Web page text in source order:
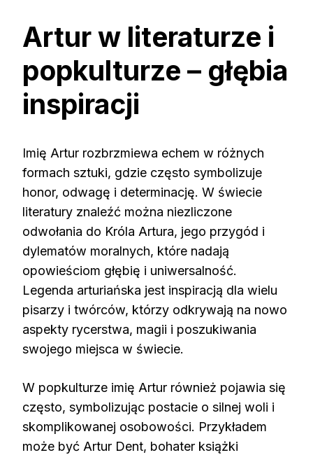
Artur w literaturze i
popkulturze – głębia
inspiracji
Imię Artur rozbrzmiewa echem w różnych
formach sztuki, gdzie często symbolizuje
honor, odwagę i determinację. W świecie
literatury znaleźć można niezliczone
odwołania do Króla Artura, jego przygód i
dylematów moralnych, które nadają
opowieściom głębię i uniwersalność.
Legenda arturiańska jest inspiracją dla wielu
pisarzy i twórców, którzy odkrywają na nowo
aspekty rycerstwa, magii i poszukiwania
swojego miejsca w świecie.
W popkulturze imię Artur również pojawia się
często, symbolizując postacie o silnej woli i
skomplikowanej osobowości. Przykładem
może być Artur Dent, bohater książki